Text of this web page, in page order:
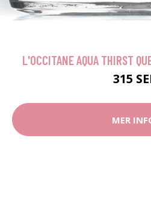
L'OCCITANE AQUA THIRST
315
MER